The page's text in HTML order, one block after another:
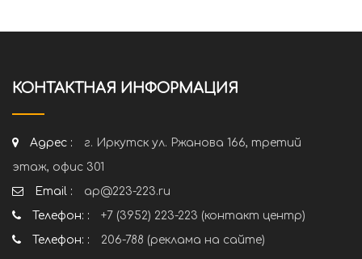
КОНТАКТНАЯ ИНФОРМАЦИЯ
Адрес :
г. Иркутск ул. Ржанова 166, третий
этаж, офис 301
Email :
ap@223-223.ru
Телефон: :
+7 (3952) 223-223 (контакт центр)
Телефон: :
206-788 (реклама на сайте)